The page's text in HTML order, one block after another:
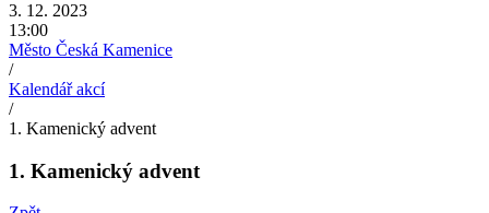
3. 12. 2023
13:00
Město Česká Kamenice
/
Kalendář akcí
/
1. Kamenický advent
1. Kamenický advent